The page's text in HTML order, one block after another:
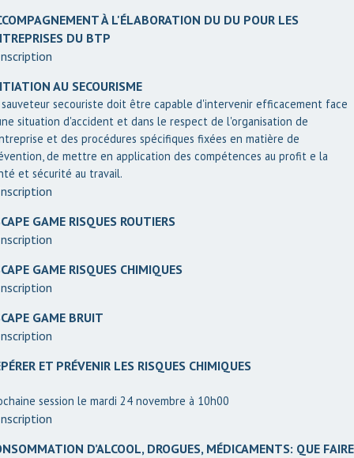
À L'ÉLABORATION DU DU POUR LES
DU BTP
AU SECOURISME
sauveteur secouriste doit être capable d'intervenir efficacement face
situation d'accident et dans le respect de l'organisation de
et des procédures spécifiques fixées en matière de
de mettre en application des compétences au profit e la
et sécurité au travail.
GAME RISQUES ROUTIERS
GAME RISQUES CHIMIQUES
GAME BRUIT
ET PRÉVENIR LES RISQUES CHIMIQUES
session le mardi 24 novembre à 10h00
D’ALCOOL, DROGUES, MÉDICAMENTS: QUE FAIRE